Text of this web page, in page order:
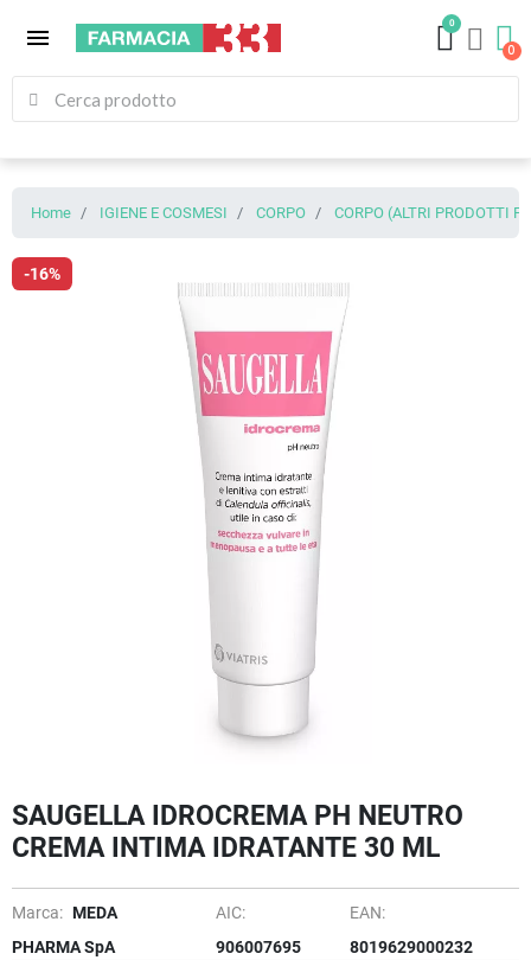
menu
0
Home IGIENE E COSMESI CORPO CORPO (ALTRI PRODOTTI
-16%
SAUGELLA IDROCREMA PH NEUTRO
CREMA INTIMA IDRATANTE 30 ML
Marca: MEDA
PHARMA SpA
AIC:
906007695
EAN:
8019629000232